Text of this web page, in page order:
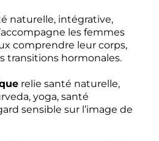
naturelle, intégrative,
les femmes
comprendre leur corps,
transitions hormonales.
relie santé naturelle,
yoga, santé
sensible sur l’image de